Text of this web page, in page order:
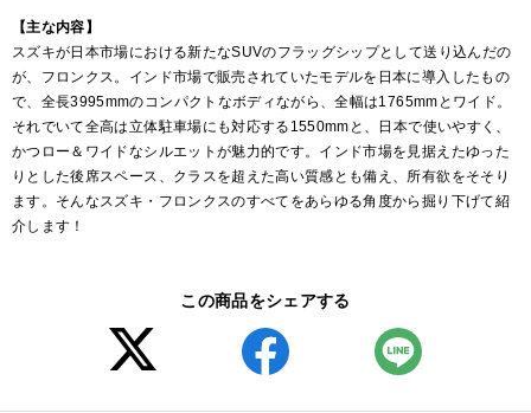
【主な内容】
スズキが日本市場における新たなSUVのフラッグシップとして送り込んだの
が、フロンクス。インド市場で販売されていたモデルを日本に導入したもの
で、全長3995mmのコンパクトなボディながら、全幅は1765mmとワイド。
それでいて全高は立体駐車場にも対応する1550mmと、日本で使いやすく、
かつロー＆ワイドなシルエットが魅力的です。インド市場を見据えたゆった
りとした後席スペース、クラスを超えた高い質感とも備え、所有欲をそそり
ます。そんなスズキ・フロンクスのすべてをあらゆる角度から掘り下げて紹
介します！
この商品をシェアする